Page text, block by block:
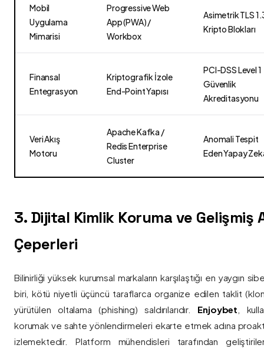
Mobil
Uygulama
Mimarisi
Progressive Web
App (PWA) /
Workbox
Asimetrik TLS
Kripto Blokları
Finansal
Entegrasyon
Kriptografik İzole
End-Point Yapısı
PCI-DSS Level 1
Güvenlik
Akreditasyonu
Veri Akış
Motoru
Apache Kafka /
Redis Enterprise
Cluster
Anomali Tespit
Eden Yapay
3. Dijital Kimlik Koruma ve Gelişmiş
Çeperleri
Bilinirliği yüksek kurumsal markaların karşılaştığı en yaygın
biri, kötü niyetli üçüncü taraflarca organize edilen taklit
yürütülen oltalama (phishing) saldırılarıdır. Enjoybet ,
korumak ve sahte yönlendirmeleri ekarte etmek adına
izlemektedir. Platform mühendisleri tarafından